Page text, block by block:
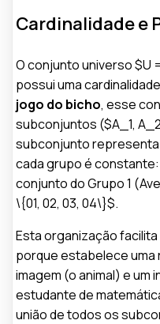
Cardinalidade e
O conjunto universo $U
possui uma
jogo do bicho, esse
subconjuntos ($A_1,
subconjunto representa
cada grupo é
conjunto do Grupo 1
\{01, 02, 03, 04\}$.
Esta organização
porque estabelece uma
imagem (o animal) e um
estudante de
união de todos os